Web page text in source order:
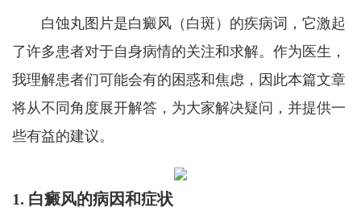
白蚀丸图片是白癜风（白斑）的疾病词，它激起
了许多患者对于自身病情的关注和求解。作为医生，
我理解患者们可能会有的困惑和焦虑，因此本篇文章
将从不同角度展开解答，为大家解决疑问，并提供一
些有益的建议。
1. 白癜风的病因和症状